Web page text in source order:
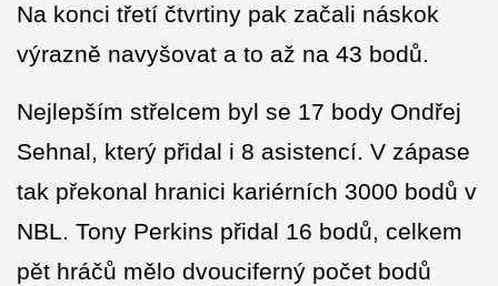
Na konci třetí čtvrtiny pak začali náskok
výrazně navyšovat a to až na 43 bodů.
Nejlepším střelcem byl se 17 body Ondřej
Sehnal, který přidal i 8 asistencí. V zápase
tak překonal hranici kariérních 3000 bodů v
NBL. Tony Perkins přidal 16 bodů, celkem
pět hráčů mělo dvouciferný počet bodů